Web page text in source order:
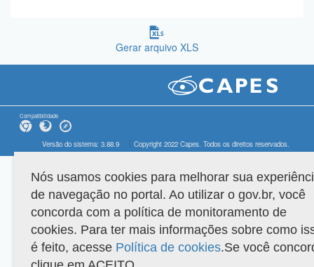
Gerar arquivo XLS
Compatibilidade
Versão do sistema: 3.88.9 Copyright 2022 Capes. Todos os direitos reservados.
Nós usamos cookies para melhorar sua
de navegação no portal. Ao utilizar o gov.br, você
concorda com a política de monitoramento de
cookies. Para ter mais informações sobre como
é feito, acesse Política de cookies.Se você